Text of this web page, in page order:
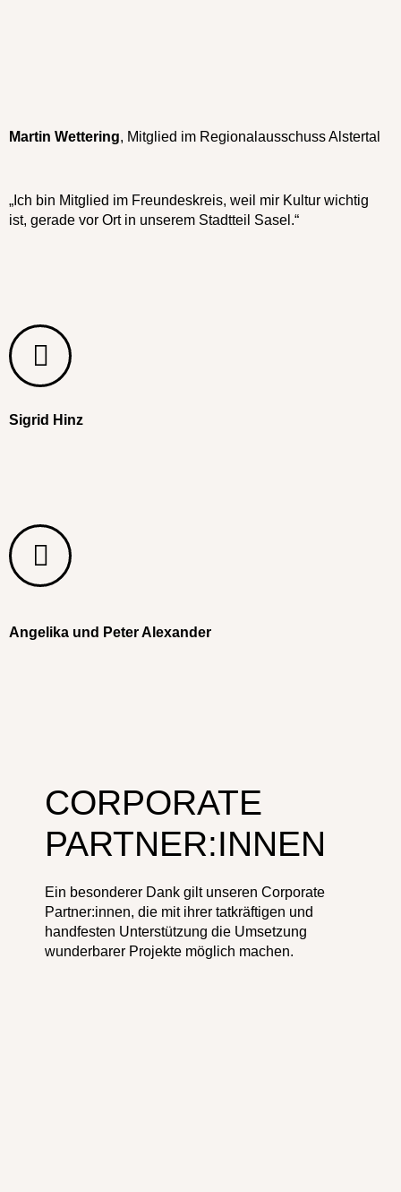
Martin Wettering, Mitglied im Regionalausschuss Alstertal
„Ich bin Mitglied im Freundeskreis, weil mir Kultur wichtig
ist, gerade vor Ort in unserem Stadtteil Sasel.“
Sigrid Hinz
Angelika und Peter Alexander
CORPORATE
PARTNER:INNEN
Ein besonderer Dank gilt unseren Corporate
Partner:innen, die mit ihrer tatkräftigen und
handfesten Unterstützung die Umsetzung
wunderbarer Projekte möglich machen.